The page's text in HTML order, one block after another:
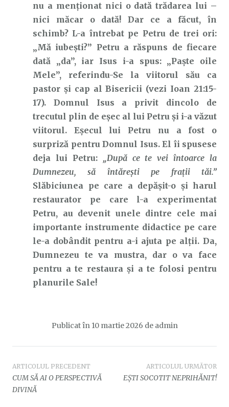
nu a menționat nici o dată trădarea lui –
nici măcar o dată! Dar ce a făcut, în
schimb? L-a întrebat pe Petru de trei ori:
„Mă iubești?” Petru a răspuns de fiecare
dată „da”, iar Isus i-a spus: „Paște oile
Mele”, referindu-Se la viitorul său ca
pastor și cap al Bisericii (vezi Ioan 21:15-
17). Domnul Isus a privit dincolo de
trecutul plin de eșec al lui Petru și i-a văzut
viitorul. Eșecul lui Petru nu a fost o
surpriză pentru Domnul Isus. El îi spusese
deja lui Petru: „După ce te vei întoarce la
Dumnezeu, să întăreşti pe fraţii tăi.”
Slăbiciunea pe care a depășit-o și harul
restaurator pe care l-a experimentat
Petru, au devenit unele dintre cele mai
importante instrumente didactice pe care
le-a dobândit pentru a-i ajuta pe alții. Da,
Dumnezeu te va mustra, dar o va face
pentru a te restaura și a te folosi pentru
planurile Sale!
Publicat în 10 martie 2026 de admin
Navigare
în
ARTICOLUL PRECEDENT
CUM SĂ AI O PERSPECTIVĂ
DIVINĂ
ARTICOLUL URMĂTOR
EȘTI SOCOTIT NEPRIHĂNIT!